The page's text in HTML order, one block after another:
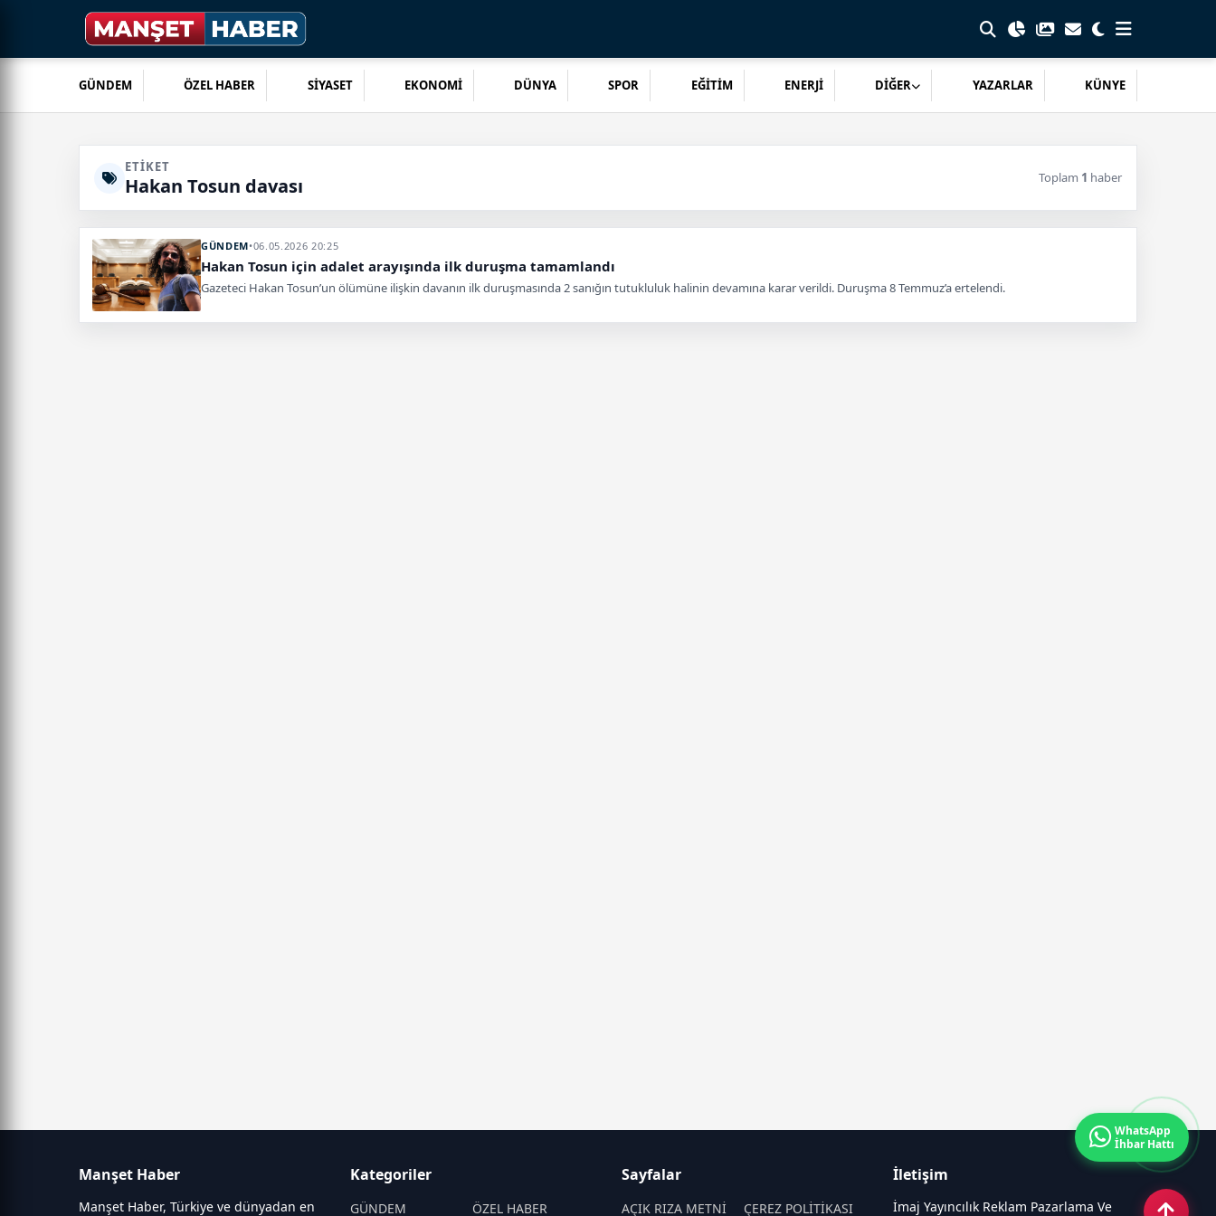
GÜNDEM ÖZEL HABER SİYASET EKONOMİ DÜNYA SPOR EĞİTİM ENERJİ DİĞER YAZARLAR KÜNYE
ETIKET
Hakan Tosun davası Toplam 1 haber
GÜNDEM•06.05.2026 20:25
Hakan Tosun için adalet arayışında ilk duruşma tamamlandı
Gazeteci Hakan Tosun’un ölümüne ilişkin davanın ilk duruşmasında 2 sanığın tutukluluk halinin devamına karar verildi. Duruşma 8 Temmuz’a ertelendi.
Manşet Haber
Manşet Haber, Türkiye ve dünyadan en
Kategoriler
GÜNDEM ÖZEL HABER
Sayfalar
AÇIK RIZA METNİ ÇEREZ POLİTİKASI
İletişim
İmaj Yayıncılık Reklam Pazarlama Ve
WhatsApp
İhbar Hattı